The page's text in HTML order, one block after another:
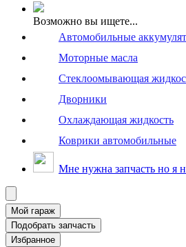
Возможно вы ищете...
Автомобильные
Моторные масла
Стеклоомывающая
Дворники
Охлаждающая жидкость
Коврики автомобильные
Мне нужна запчасть но я